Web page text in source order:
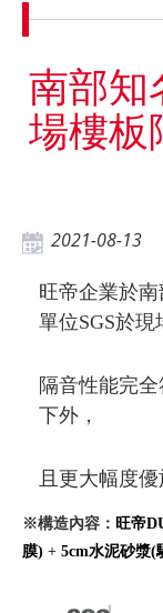
南部知
場樓板
2021-08-13
旺帝企業於
單位SGS於現
隔音性能完
下外，
且更大幅度優
※構造內容： 旺帝
膜) + 5cm水泥砂漿(